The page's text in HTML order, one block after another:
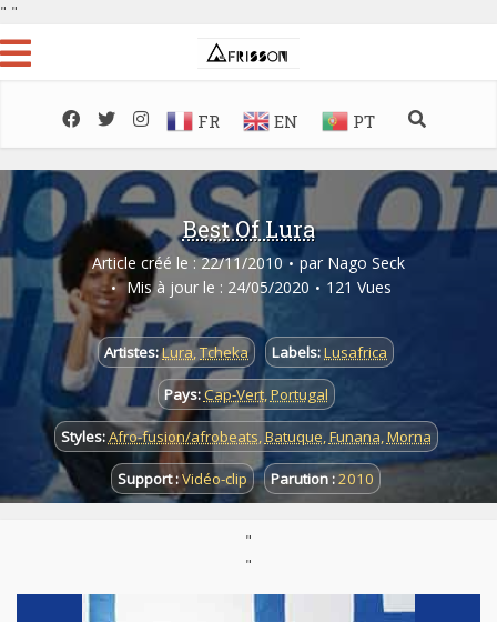
" "
FR EN PT
Best Of Lura
Article créé le : 22/11/2010 par Nago Seck
Mis à jour le : 24/05/2020
121 Vues
Artistes:Lura,Tcheka Labels:Lusafrica
Pays:Cap-Vert,Portugal
Styles:Afro-fusion/afrobeats,Batuque,Funana,Morna
Support :Vidéo-clip Parution :2010
"
"